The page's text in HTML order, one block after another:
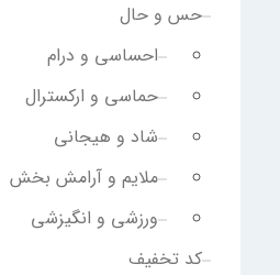
حس و حال
احساسی و درام
حماسی و ارکسترال
شاد و هیجانی
ملایم و آرامش بخش
ورزشی و انگیزشی
کد تخفیف